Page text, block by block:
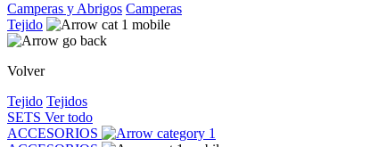
Camperas y Abrigos Camperas
Tejido
Volver
Tejido Tejidos
SETS Ver todo
ACCESORIOS